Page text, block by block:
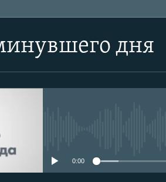
дня
0:00